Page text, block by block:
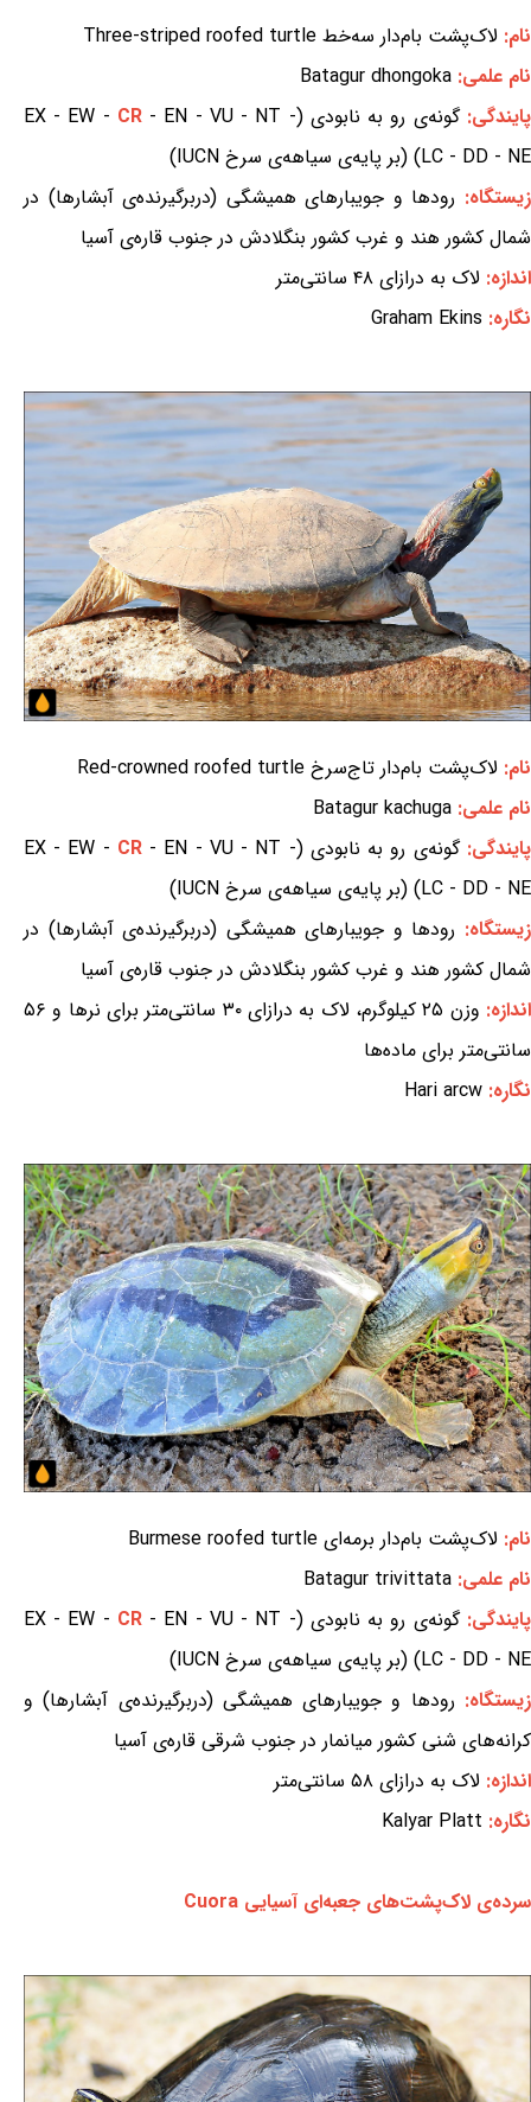
نام: لاک‌پشت بام‌دار سه‌خط Three-striped roofed turtle
نام علمی: Batagur dhongoka
پایندگی:گونه‌ی رو به نابودی (EX - EW - CR - EN - VU - NT -
LC - DD - NE) (بر پایه‌ی سیاهه‌ی سرخ IUCN)
زیستگاه: رودها و جویبارهای همیشگی (دربرگیرنده‌ی آبشارها) در
شمال کشور هند و غرب کشور بنگلادش در جنوب قاره‌ی آسیا
اندازه: لاک به درازای ۴۸ سانتی‌متر
نگاره: Graham Ekins
نام: لاک‌پشت بام‌دار تاج‌سرخ Red-crowned roofed turtle
نام علمی: Batagur kachuga
پایندگی:گونه‌ی رو به نابودی (EX - EW - CR - EN - VU - NT -
LC - DD - NE) (بر پایه‌ی سیاهه‌ی سرخ IUCN)
زیستگاه: رودها و جویبارهای همیشگی (دربرگیرنده‌ی آبشارها) در
شمال کشور هند و غرب کشور بنگلادش در جنوب قاره‌ی آسیا
اندازه:
وزن ۲۵ کیلوگرم، لاک به درازای ۳۰ سانتی‌متر برای نرها و ۵۶
سانتی‌متر برای ماده‌ها
نگاره: Hari arcw
نام: لاک‌پشت بام‌دار برمه‌ای Burmese roofed turtle
نام علمی: Batagur trivittata
پایندگی:گونه‌ی رو به نابودی (EX - EW - CR - EN - VU - NT -
LC - DD - NE) (بر پایه‌ی سیاهه‌ی سرخ IUCN)
زیستگاه: رودها و جویبارهای همیشگی (دربرگیرنده‌ی آبشارها) و
کرانه‌های شنی کشور میانمار در جنوب شرقی قاره‌ی آسیا
اندازه: لاک به درازای ۵۸ سانتی‌متر
نگاره: Kalyar Platt
سرده‌ی لاک‌پشت‌های جعبه‌ای آسیایی Cuora